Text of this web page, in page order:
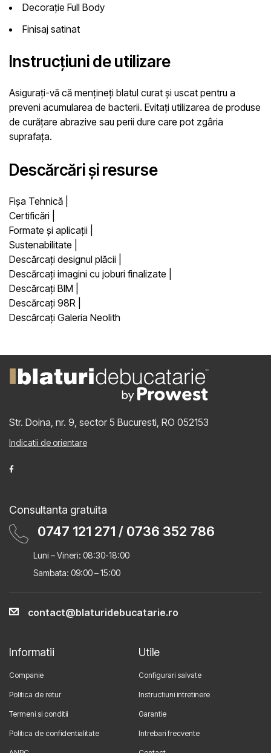
Decorație Full Body
Finisaj satinat
Instrucțiuni de utilizare
Asigurați-vă că mențineți blatul curat și uscat pentru a
preveni acumularea de bacterii. Evitați utilizarea de produse
de curățare abrazive sau perii dure care pot zgâria
suprafața.
Descărcări și resurse
Fișa Tehnică
Certificări
Formate și aplicații
Sustenabilitate
Descărcați designul plăcii
Descărcați imagini cu joburi finalizate
Descărcați BIM
Descărcați 98R
Descărcați Galeria Neolith
Str. Doina, nr. 9, sector 5 Bucuresti, RO 052153
Indicatii de orientare
Consultanta gratuita
0747 121 271 / 0736 352 786
Luni – Vineri: 08:30-18:00
Sambata: 09:00 – 15:00
contact@blaturidebucatarie.ro
Informatii
Companie
Politica de retur
Termeni si conditii
Politica de confidentialitate
Utile
Configurari salvate
Instructiuni intretinere
Garantie
Intrebari frecvente